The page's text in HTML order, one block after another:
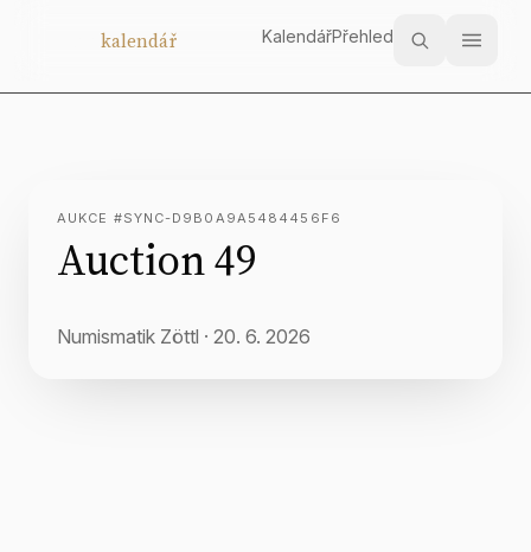
kalendář KalendářPřehled
AUKCE #SYNC-D9B0A9A5484456F6
Auction 49
Numismatik Zöttl · 20. 6. 2026